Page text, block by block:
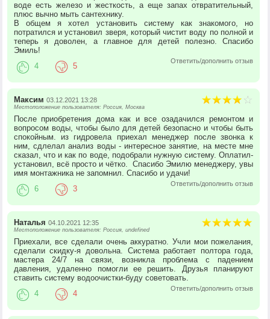
воде есть железо и жесткость, а еще запах отвратительный,
плюс вычно мыть сантехнику.
В общем я хотел установить систему как знакомого, но
потратился и установил зверя, который чистит воду по полной и
теперь я доволен, а главное для детей полезно. Спасибо
Эмиль!
Ответить/дополнить отзыв
4 5
Максим 03.12.2021 13:28
Местоположение пользователя: Россия, Москва
После приобретения дома как и все озадачился ремонтом и
вопросом воды, чтобы было для детей безопасно и чтобы быть
спокойным. из гидровела приехал менеджер после звонка к
ним, сдлелал анализ воды - интересное занятие, на месте мне
сказал, что и как по воде, подобрали нужную систему. Оплатил-
установил, всё просто и чётко. Спасибо Эмилю менеджеру, увы
имя монтажника не запомнил. Спасибо и удачи!
Ответить/дополнить отзыв
6 3
Наталья 04.10.2021 12:35
Местоположение пользователя: Россия, undefined
Приехали, все сделали очень аккуратно. Учли мои пожелания,
сделали скидку-я довольна. Система работает полтора года,
мастера 24/7 на связи, возникла проблема с падением
давления, удаленно помогли ее решить. Друзья планируют
ставить систему водоочистки-буду советовать.
Ответить/дополнить отзыв
4 4